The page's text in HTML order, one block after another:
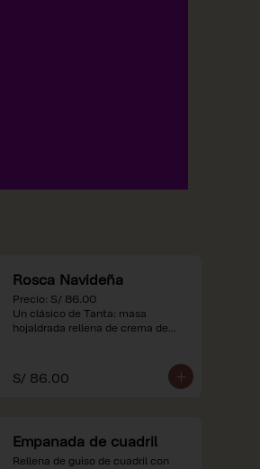
Rosca Navideña
Precio: S/ 86.00
Un clásico de Tanta: masa
hojaldrada rellena de crema de
expresados en soles e incluyen
S/ 86.00
Empanada de cuadril
Rellena de guiso de cuadril con